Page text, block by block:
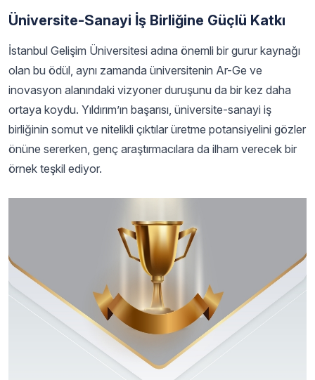
Üniversite-Sanayi İş Birliğine Güçlü Katkı
İstanbul Gelişim Üniversitesi adına önemli bir gurur kaynağı
olan bu ödül, aynı zamanda üniversitenin Ar-Ge ve
inovasyon alanındaki vizyoner duruşunu da bir kez daha
ortaya koydu. Yıldırım’ın başarısı, üniversite-sanayi iş
birliğinin somut ve nitelikli çıktılar üretme potansiyelini gözler
önüne sererken, genç araştırmacılara da ilham verecek bir
örnek teşkil ediyor.